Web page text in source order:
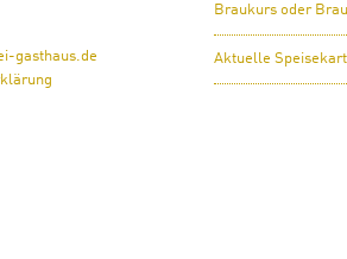
gasthaus.de
Braukurs oder
Aktuelle